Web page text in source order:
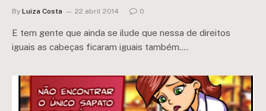
By Luiza Costa 22 abril 2014 0
E tem gente que ainda se ilude que nessa de direitos
iguais as cabeças ficaram iguais também….